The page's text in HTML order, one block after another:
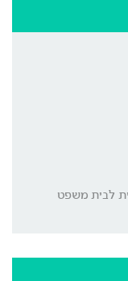
לבית משפט